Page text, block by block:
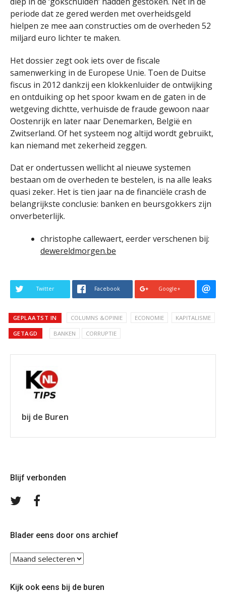
periode dat ze gered werden met overheidsgeld
hielpen ze mee aan constructies om de overheden 52
miljard euro lichter te maken.
Het dossier zegt ook iets over de fiscale
samenwerking in de Europese Unie. Toen de Duitse
fiscus in 2012 dankzij een klokkenluider de ontwijking
en ontduiking op het spoor kwam en de gaten in de
wetgeving dichtte, verhuisde de fraude gewoon naar
Oostenrijk en later naar Denemarken, België en
Zwitserland. Of het systeem nog altijd wordt gebruikt,
kan niemand met zekerheid zeggen.
Dat er ondertussen wellicht al nieuwe systemen
bestaan om de overheden te bestelen, is na alle leaks
quasi zeker. Het is tien jaar na de financiële crash de
belangrijkste conclusie: banken en beursgokkers zijn
onverbeterlijk.
christophe callewaert, eerder verschenen bij:
dewereldmorgen.be
Twitter Facebook Google+
GEPLAATST IN COLUMNS &OPINIE ECONOMIE KAPITALISME
GETAGD BANKEN CORRUPTIE
bij de Buren
Blijf verbonden
Volg
Blader eens door ons archief
Blader
eens
ons
Kijk ook eens bij de buren